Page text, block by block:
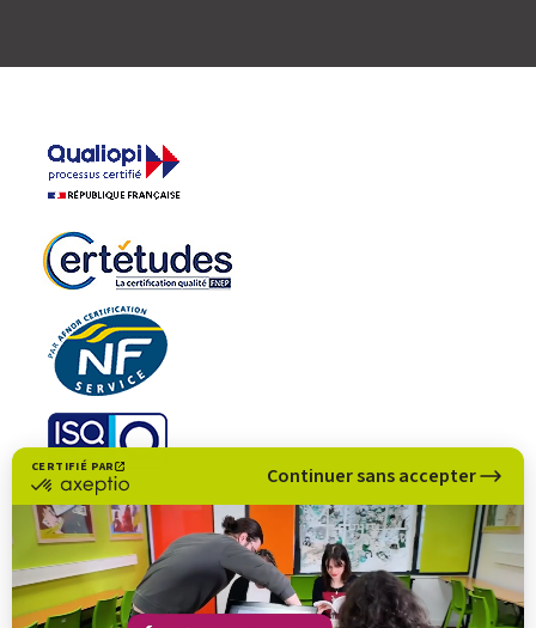
CERTIFIÉ PAR
certifié
Axeptio
-
En
savoir
plus
sur
Continuer sans accepter